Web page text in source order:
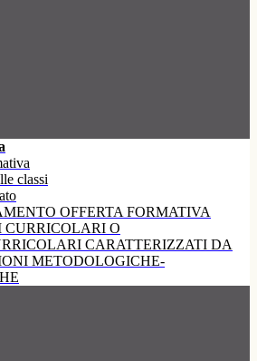
classi
OFFERTA FORMATIVA
CURRICOLARI O
CARATTERIZZATI DA
METODOLOGICHE-